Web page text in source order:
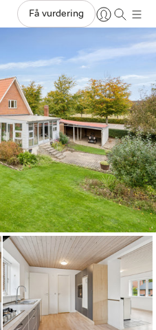
Få vurdering